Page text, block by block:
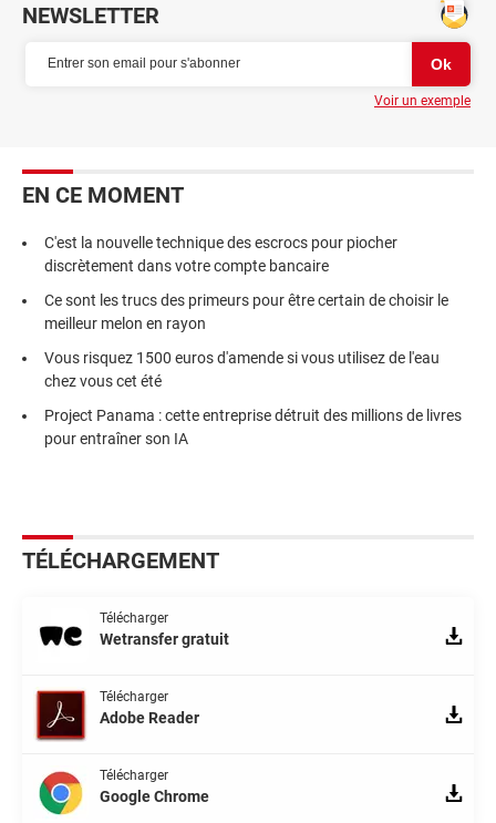
NEWSLETTER
Voir un exemple
EN CE MOMENT
C'est la nouvelle technique des escrocs pour piocher
discrètement dans votre compte bancaire
Ce sont les trucs des primeurs pour être certain de choisir le
meilleur melon en rayon
Vous risquez 1500 euros d'amende si vous utilisez de l'eau
chez vous cet été
Project Panama : cette entreprise détruit des millions de livres
pour entraîner son IA
TÉLÉCHARGEMENT
Télécharger
Wetransfer gratuit
Télécharger
Adobe Reader
Télécharger
Google Chrome